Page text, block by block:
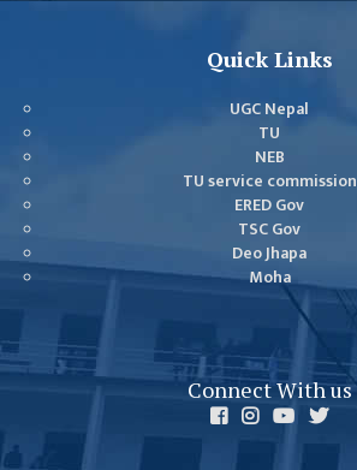
Quick Links
UGC Nepal
TU
NEB
TU service commission
ERED Gov
TSC Gov
Deo Jhapa
Moha
Connect With us